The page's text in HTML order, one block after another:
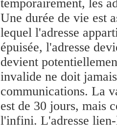
temporairement, les
Une durée de vie est
lequel l'adresse
épuisée, l'adresse
devient
invalide ne doit
communications. La
est de 30 jours, mais
l'infini. L'adresse